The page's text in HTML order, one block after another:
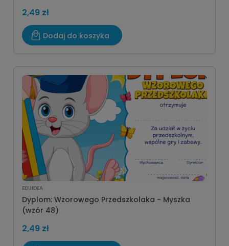
2,49 zł
Dodaj do koszyka
EDUIDEA
Dyplom: Wzorowego Przedszkolaka - Myszka
(wzór 48)
2,49 zł